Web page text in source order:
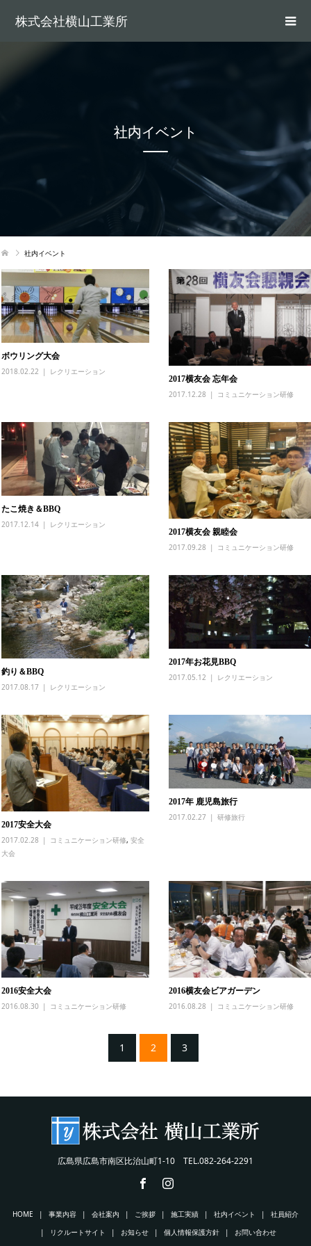
株式会社横山工業所
社内イベント
社内イベント
ボウリング大会
2018.02.22
レクリエーション
2017横友会 忘年会
2017.12.28
コミュニケーション研修
たこ焼き＆BBQ
2017.12.14
レクリエーション
2017横友会 親睦会
2017.09.28
コミュニケーション研修
釣り＆BBQ
2017.08.17
レクリエーション
2017年お花見BBQ
2017.05.12
レクリエーション
2017安全大会
2017.02.28
コミュニケーション研修,安全
大会
2017年 鹿児島旅行
2017.02.27
研修旅行
2016安全大会
2016.08.30
コミュニケーション研修
2016横友会ビアガーデン
2016.08.28
コミュニケーション研修
1 2 3
広島県広島市南区比治山町1-10 TEL.082-264-2291
HOME 事業内容 会社案内 ご挨拶 施工実績 社内イベント
社員紹介
リクルートサイト
お知らせ 個人情報保護方針 お問い合わせ